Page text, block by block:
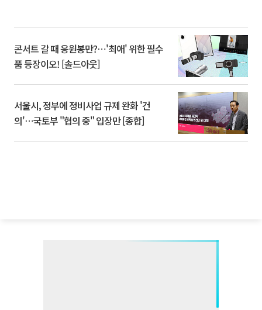
콘서트 갈 때 응원봉만?⋯'최애' 위한 필수
품 등장이오! [솔드아웃]
서울시, 정부에 정비사업 규제 완화 '건
의'⋯국토부 "협의 중" 입장만 [종합]